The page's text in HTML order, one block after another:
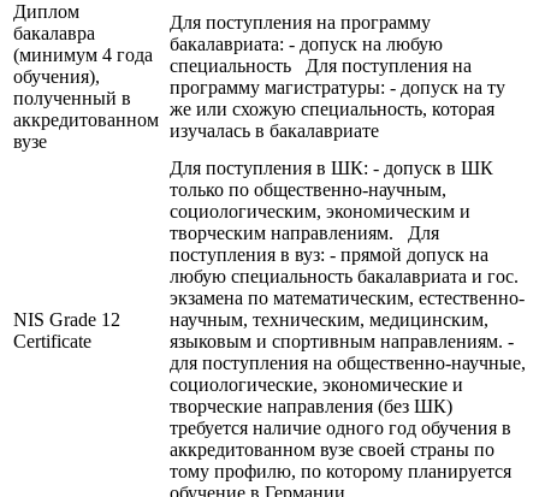
Диплом
бакалавра
(минимум 4 года
обучения),
полученный в
аккредитованном
вузе
Для поступления на программу
бакалавриата: - допуск на любую
специальность Для поступления на
программу магистратуры: - допуск на ту
же или схожую специальность, которая
изучалась в бакалавриате
NIS Grade 12
Certificate
Для поступления в ШК: - допуск в ШК
только по общественно-научным,
социологическим, экономическим и
творческим направлениям. Для
поступления в вуз: - прямой допуск на
любую специальность бакалавриата и гос.
экзамена по математическим, естественно-
научным, техническим, медицинским,
языковым и спортивным направлениям. -
для поступления на общественно-научные,
социологические, экономические и
творческие направления (без ШК)
требуется наличие одного год обучения в
аккредитованном вузе своей страны по
тому профилю, по которому планируется
обучение в Германии.